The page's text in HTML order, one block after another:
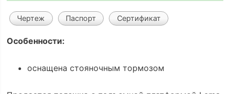
Чертеж Паспорт Сертификат
Особенности:
оснащена стояночным тормозом